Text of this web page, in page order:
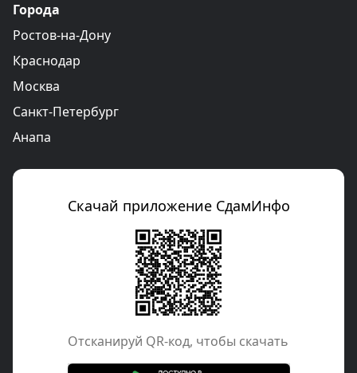
Города
Ростов-на-Дону
Краснодар
Москва
Санкт-Петербург
Анапа
Скачай приложение СдамИнфо
Отcканируй QR-код, чтобы скачать